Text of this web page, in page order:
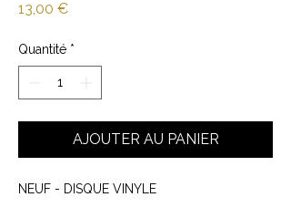
13,00 €Prix
Quantité *
AJOUTER AU PANIER
NEUF - DISQUE VINYLE